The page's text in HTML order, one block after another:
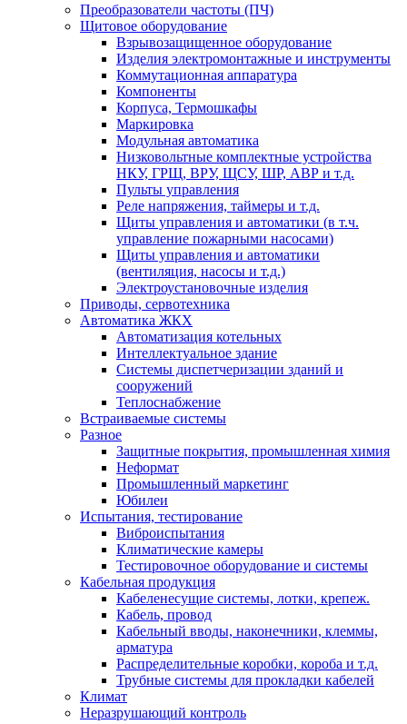
Преобразователи частоты (ПЧ)
Щитовое оборудование
Взрывозащищенное оборудование
Изделия электромонтажные и инструменты
Коммутационная аппаратура
Компоненты
Корпуса, Термошкафы
Маркировка
Модульная автоматика
Низковольтные комплектные устройства
НКУ, ГРЩ, ВРУ, ЩСУ, ШР, АВР и т.д.
Пульты управления
Реле напряжения, таймеры и т.д.
Щиты управления и автоматики (в т.ч.
управление пожарными насосами)
Щиты управления и автоматики
(вентиляция, насосы и т.д.)
Электроустановочные изделия
Приводы, сервотехника
Автоматика ЖКХ
Автоматизация котельных
Интеллектуальное здание
Системы диспетчеризации зданий и
сооружений
Теплоснабжение
Встраиваемые системы
Разное
Защитные покрытия, промышленная химия
Неформат
Промышленный маркетинг
Юбилеи
Испытания, тестирование
Виброиспытания
Климатические камеры
Тестировочное оборудование и системы
Кабельная продукция
Кабеленесущие системы, лотки, крепеж.
Кабель, провод
Кабельный вводы, наконечники, клеммы,
арматура
Распределительные коробки, короба и т.д.
Трубные системы для прокладки кабелей
Климат
Неразрушающий контроль